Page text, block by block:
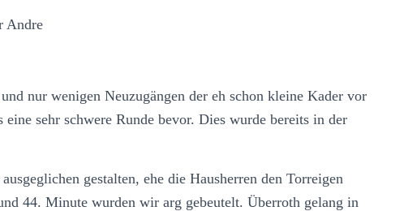
Andre
nur wenigen Neuzugängen der eh schon kleine Kader vor
sehr schwere Runde bevor. Dies wurde bereits in der
gestalten, ehe die Hausherren den Torreigen
44. Minute wurden wir arg gebeutelt. Überroth gelang in